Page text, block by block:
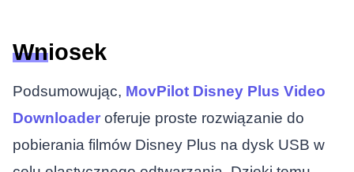
Wniosek
Podsumowując, MovPilot Disney Plus Video
Downloaderoferuje proste rozwiązanie do
pobierania filmów Disney Plus na dysk USB w